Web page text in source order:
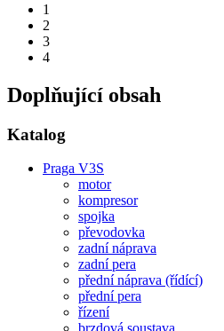
1
2
3
4
Doplňující obsah
Katalog
Praga V3S
motor
kompresor
spojka
převodovka
zadní náprava
zadní pera
přední náprava (řídící)
přední pera
řízení